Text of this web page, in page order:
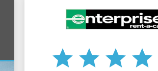
star star star star